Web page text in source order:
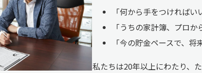
「何から手をつければい
「うちの家計簿、プロか
「今の貯金ペースで、将
私たちは20年以上にわたり、